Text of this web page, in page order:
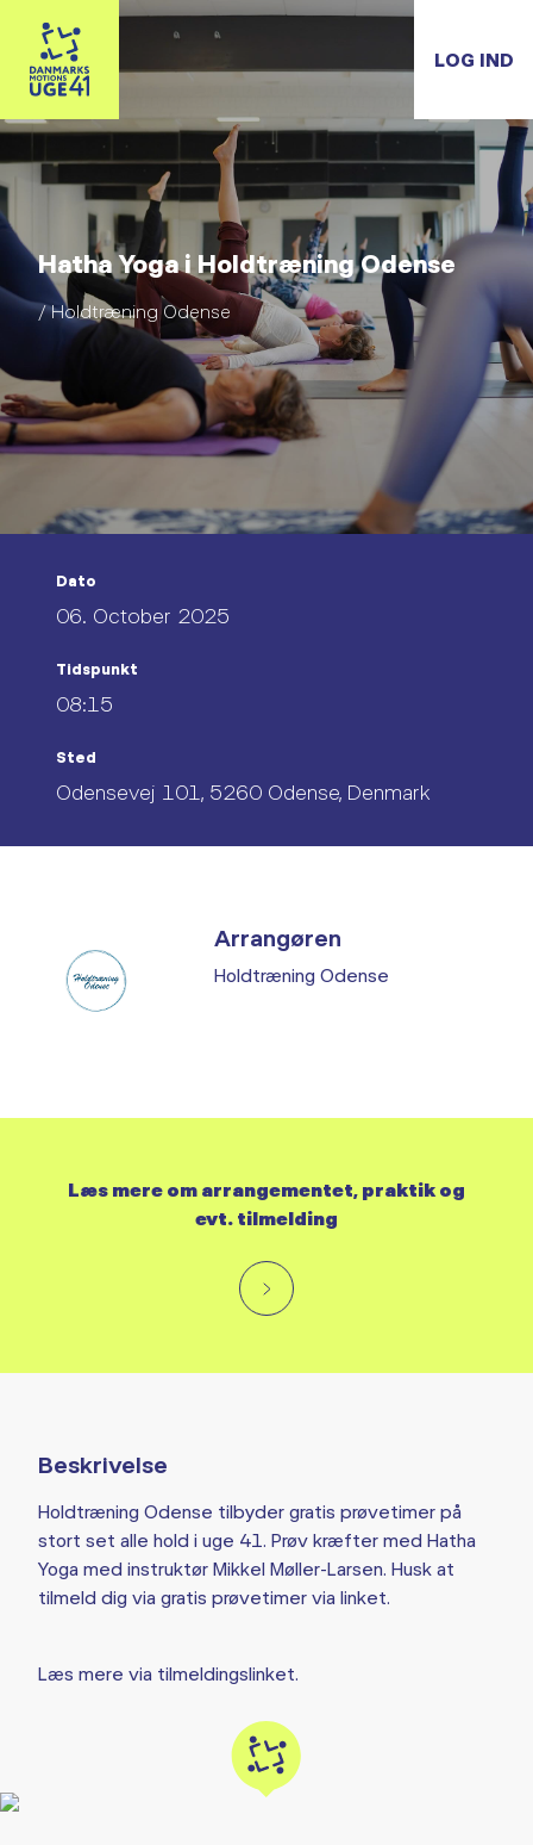
LOG IND
Hatha Yoga i Holdtræning Odense
/ Holdtræning Odense
Dato
06. October 2025
Tidspunkt
08:15
Sted
Odensevej 101, 5260 Odense, Denmark
Beskrivelse
Holdtræning Odense tilbyder gratis prøvetimer på
stort set alle hold i uge 41. Prøv kræfter med Hatha
Yoga med instruktør Mikkel Møller-Larsen. Husk at
tilmeld dig via gratis prøvetimer via linket.
Læs mere via tilmeldingslinket.
Arrangøren
Holdtræning Odense
Læs mere om arrangementet, praktik og
evt. tilmelding